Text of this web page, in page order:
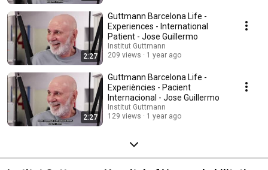
2:27
Guttmann Barcelona Life -
Experiences - International
Patient - Jose Guillermo
Institut Guttmann
209 views
1 year ago
2:27
Guttmann Barcelona Life -
Experiències - Pacient
Internacional - Jose Guillermo
Institut Guttmann
129 views
1 year ago